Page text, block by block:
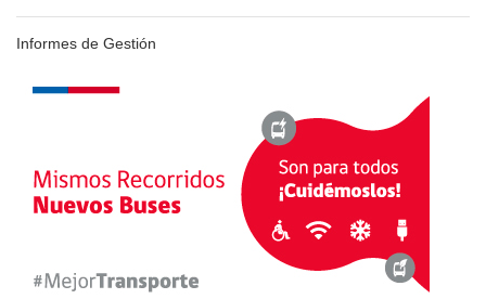
Informes de Gestión